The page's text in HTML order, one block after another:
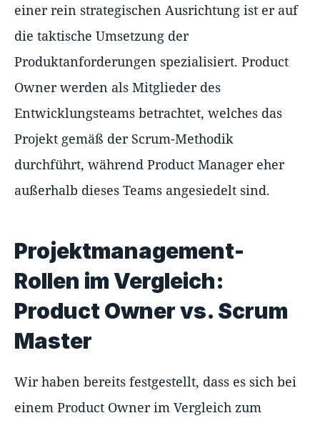
einer rein strategischen Ausrichtung ist er auf
die taktische Umsetzung der
Produktanforderungen spezialisiert. Product
Owner werden als Mitglieder des
Entwicklungsteams betrachtet, welches das
Projekt gemäß der Scrum-Methodik
durchführt, während Product Manager eher
außerhalb dieses Teams angesiedelt sind.
Projektmanagement-
Rollen im Vergleich:
Product Owner vs. Scrum
Master
Wir haben bereits festgestellt, dass es sich bei
einem Product Owner im Vergleich zum